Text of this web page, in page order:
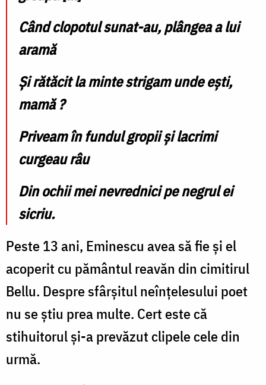
Când clopotul sunat-au, plângea a lui
aramă
Şi rătăcit la minte strigam unde eşti,
mamă ?
Priveam în fundul gropii şi lacrimi
curgeau râu
Din ochii mei nevrednici pe negrul ei
sicriu.
Peste 13 ani, Eminescu avea să fie şi el
acoperit cu pământul reavăn din cimitirul
Bellu. Despre sfârșitul neînțelesului poet
nu se știu prea multe. Cert este că
stihuitorul și-a prevăzut clipele cele din
urmă.